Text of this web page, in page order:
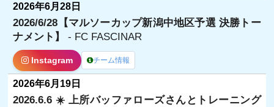
2026年6月28日
2026/6/28【マルソーカップ新潟中地区予選 決勝トー
ナメント】- FC FASCINAR
Instagram チーム情報
2026年6月19日
2026.6.6 ☀️ 上所バッファローズさんとトレーニング